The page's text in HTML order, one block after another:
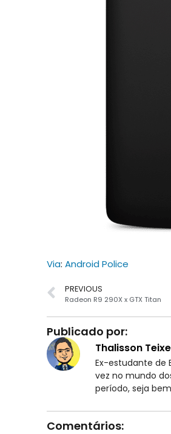
Via: Android Police
PREVIOUS
Radeon R9 290X x GTX Titan
Publicado por:
Thalisson
Ex-estudante de
vez no mundo
período, seja
Comentários: